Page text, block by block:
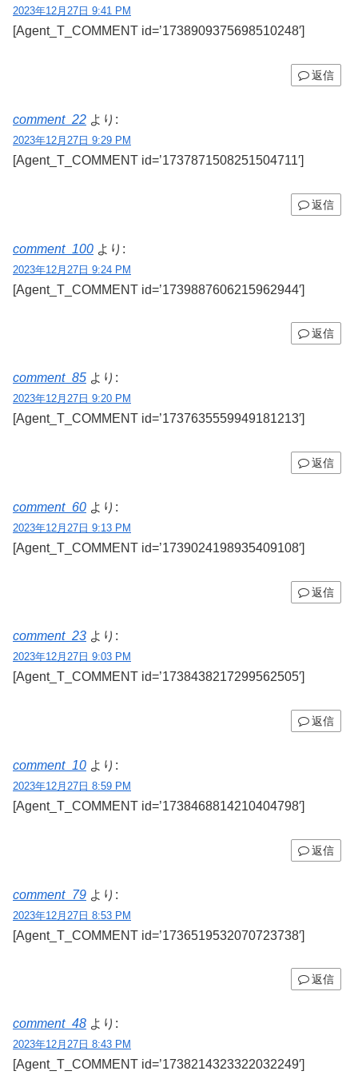
2023年12月27日 9:41 PM
[Agent_T_COMMENT id=’1738909375698510248′]
返信
comment_22 より:
2023年12月27日 9:29 PM
[Agent_T_COMMENT id=’1737871508251504711′]
返信
comment_100 より:
2023年12月27日 9:24 PM
[Agent_T_COMMENT id=’1739887606215962944′]
返信
comment_85 より:
2023年12月27日 9:20 PM
[Agent_T_COMMENT id=’1737635559949181213′]
返信
comment_60 より:
2023年12月27日 9:13 PM
[Agent_T_COMMENT id=’1739024198935409108′]
返信
comment_23 より:
2023年12月27日 9:03 PM
[Agent_T_COMMENT id=’1738438217299562505′]
返信
comment_10 より:
2023年12月27日 8:59 PM
[Agent_T_COMMENT id=’1738468814210404798′]
返信
comment_79 より:
2023年12月27日 8:53 PM
[Agent_T_COMMENT id=’1736519532070723738′]
返信
comment_48 より:
2023年12月27日 8:43 PM
[Agent_T_COMMENT id=’1738214323322032249′]